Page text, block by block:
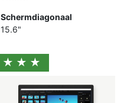
Schermdiagonaal
15.6"
★★★